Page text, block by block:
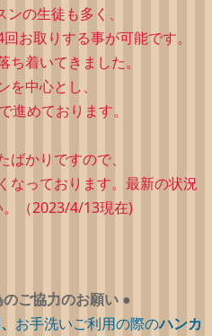
の生徒も多く、
お取りする事が可能です。
着いてきました。
を中心とし、
進めております。
ばかりですので、
なっております。最新の状況
（2023/4/13現在)
ご協力のお願い ●
お手洗いご利用の際のハンカ